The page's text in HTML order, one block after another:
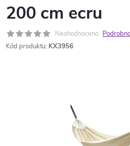
200 cm ecru
Neohodnoceno
Kód produktu: KX3956